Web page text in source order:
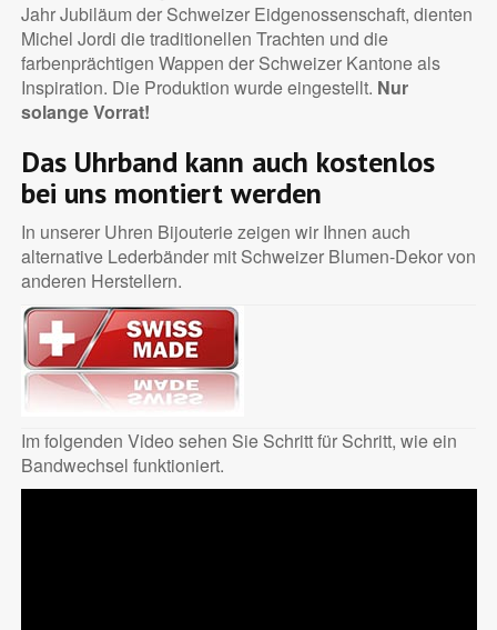
Jahr Jubiläum der Schweizer Eidgenossenschaft, dienten
Michel Jordi die traditionellen Trachten und die
farbenprächtigen Wappen der Schweizer Kantone als
Inspiration. Die Produktion wurde eingestellt. Nur
solange Vorrat!
Das Uhrband kann auch kostenlos
bei uns montiert werden
In unserer Uhren Bijouterie zeigen wir Ihnen auch
alternative Lederbänder mit Schweizer Blumen-Dekor von
anderen Herstellern.
Im folgenden Video sehen Sie Schritt für Schritt, wie ein
Bandwechsel funktioniert.